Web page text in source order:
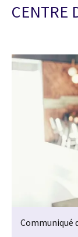
CENTRE
Communiqué